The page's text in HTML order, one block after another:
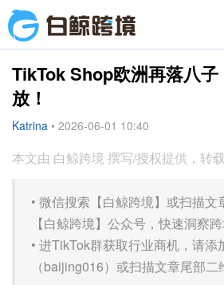
TikTok Shop欧洲再落八
放！
Katrina • 2026-06-01 10:40
本文由 白鲸跨境 撰写/授权提供，转
• 微信搜索【白鲸跨境】或扫描文
【白鲸跨境】公众号，快速洞察
• 进TikTok群获取行业商机，请添
（baijing016）或扫描文章尾部二